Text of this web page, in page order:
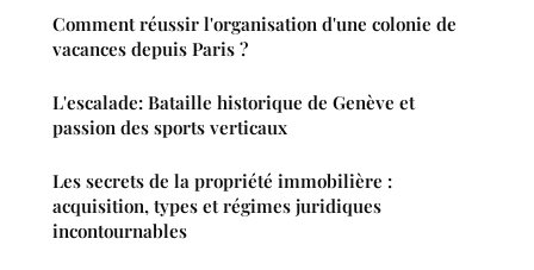
Comment réussir l'organisation d'une colonie de
vacances depuis Paris ?
L'escalade: Bataille historique de Genève et
passion des sports verticaux
Les secrets de la propriété immobilière :
acquisition, types et régimes juridiques
incontournables